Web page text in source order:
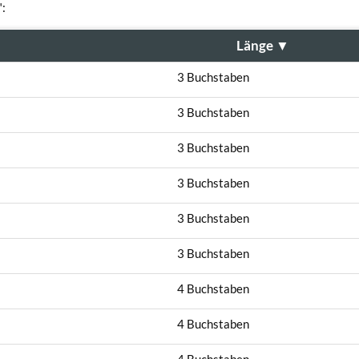
Länge ▼
3 Buchstaben
3 Buchstaben
3 Buchstaben
3 Buchstaben
3 Buchstaben
3 Buchstaben
4 Buchstaben
4 Buchstaben